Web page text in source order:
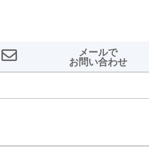
メールで
お問い合わせ